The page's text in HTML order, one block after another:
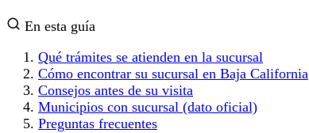
En esta guía
Qué trámites se atienden en la sucursal
Cómo encontrar su sucursal en Baja California
Consejos antes de su visita
Municipios con sucursal (dato oficial)
Preguntas frecuentes